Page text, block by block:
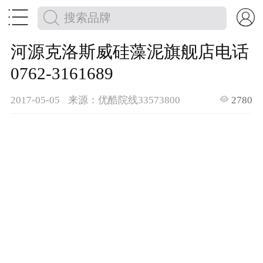
 
河源克洛斯威硅藻泥旗舰店电话
0762-3161689
2017-05-05 来源：优酷院线33573800  2780